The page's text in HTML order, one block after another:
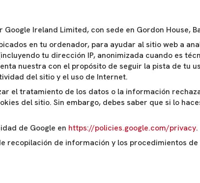
Ireland Limited, con sede en Gordon House,
en tu ordenador, para ayudar al sitio web a
tu dirección IP, anonimizada cuando es
nuestra con el propósito de seguir la pista de tu
del sitio y el uso de Internet.
el tratamiento de los datos o la información
del sitio. Sin embargo, debes saber que si lo
de Google en https://policies.google.com/privacy.
recopilación de información y los procedimientos